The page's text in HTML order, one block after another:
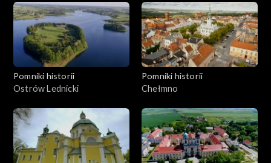
Pomniki historii
Ostrów Lednicki
Pomniki historii
Chełmno